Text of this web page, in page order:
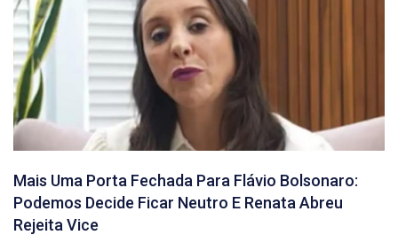
Mais Uma Porta Fechada Para Flávio Bolsonaro:
Podemos Decide Ficar Neutro E Renata Abreu
Rejeita Vice